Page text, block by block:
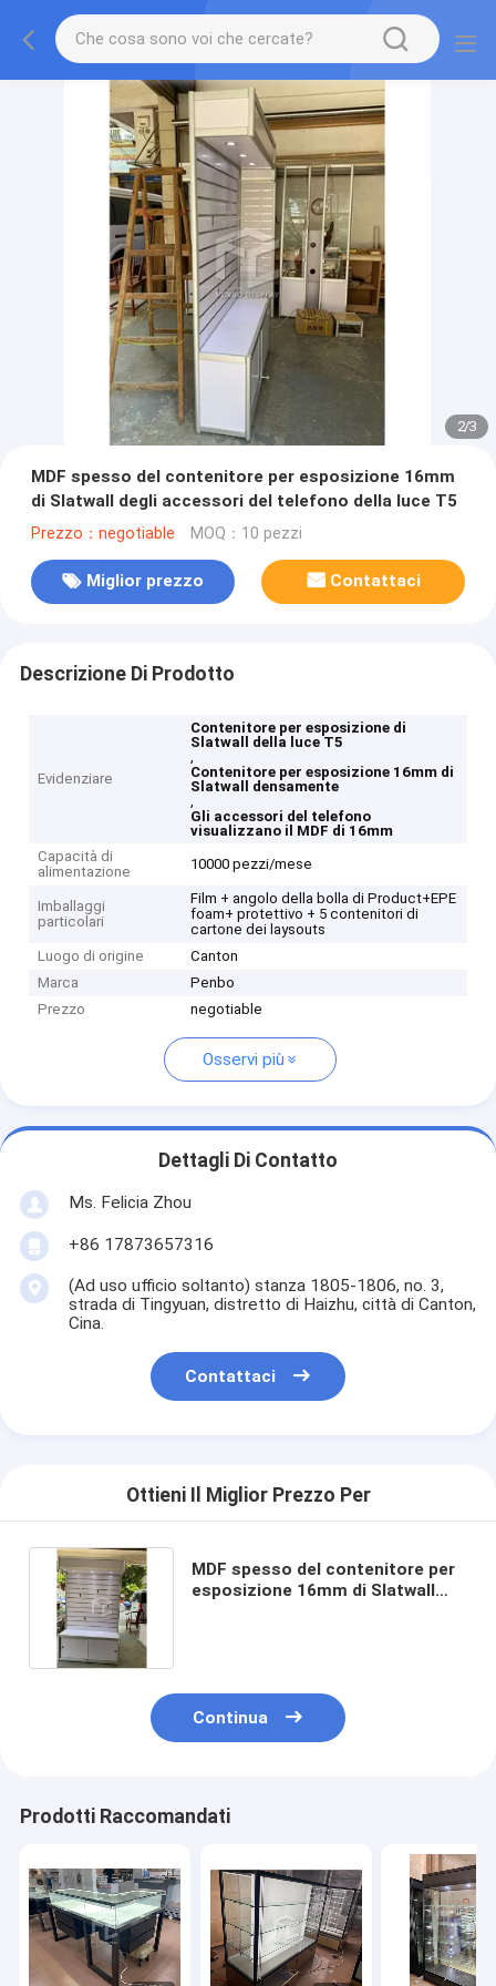
2/3
MDF spesso del contenitore per esposizione 16mm
di Slatwall degli accessori del telefono della luce T5
Prezzo：negotiable MOQ：10 pezzi
Miglior prezzo Contattaci
Descrizione Di Prodotto
Evidenziare
Contenitore per esposizione di
Slatwall della luce T5
,
Contenitore per esposizione 16mm di
Slatwall densamente
,
Gli accessori del telefono
visualizzano il MDF di 16mm
Capacità di
alimentazione
10000 pezzi/mese
Imballaggi
particolari
Film + angolo della bolla di Product+EPE
foam+ protettivo + 5 contenitori di
cartone dei laysouts
Luogo di origine
Canton
Marca
Penbo
Prezzo
negotiable
Osservi più
Dettagli Di Contatto
Ms. Felicia Zhou
+86 17873657316
(Ad uso ufficio soltanto) stanza 1805-1806, no. 3,
strada di Tingyuan, distretto di Haizhu, città di Canton,
Cina.
Contattaci
Ottieni Il Miglior Prezzo Per
MDF spesso del contenitore per
esposizione 16mm di Slatwall
Continua
Prodotti Raccomandati